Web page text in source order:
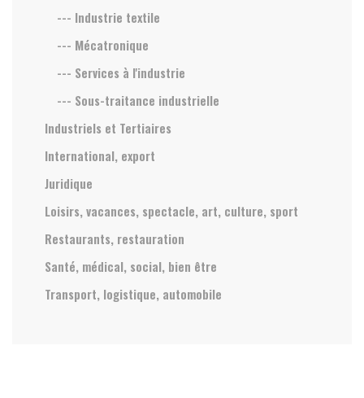
--- Industrie textile
--- Mécatronique
--- Services à l'industrie
--- Sous-traitance industrielle
Industriels et Tertiaires
International, export
Juridique
Loisirs, vacances, spectacle, art, culture, sport
Restaurants, restauration
Santé, médical, social, bien être
Transport, logistique, automobile